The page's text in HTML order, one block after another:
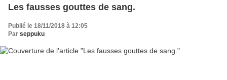
Les fausses gouttes de sang.
Publié le 18/11/2018 à 12:05
Par seppuku